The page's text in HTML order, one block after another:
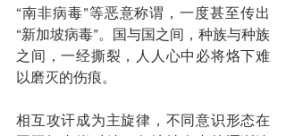
“南非病毒”等恶意称谓，一度甚至传出
“新加坡病毒”。国与国之间，种族与种族
之间，一经撕裂，人人心中必将烙下难
以磨灭的伤痕。
相互攻讦成为主旋律，不同意识形态在